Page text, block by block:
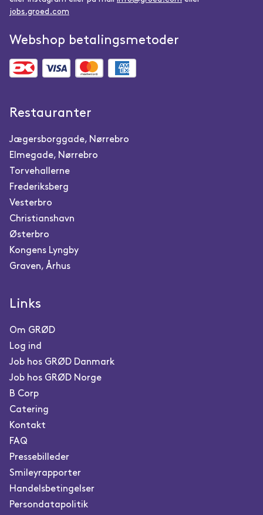
jobs.groed.com
Webshop betalingsmetoder
Restauranter
Jægersborggade, Nørrebro
Elmegade, Nørrebro
Torvehallerne
Frederiksberg
Vesterbro
Christianshavn
Østerbro
Kongens Lyngby
Graven, Århus
Links
Om GRØD
Log ind
Job hos GRØD Danmark
Job hos GRØD Norge
B Corp
Catering
Kontakt
FAQ
Pressebilleder
Smileyrapporter
Handelsbetingelser
Persondatapolitik